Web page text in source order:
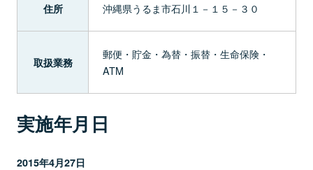
住所
沖縄県うるま市石川１－１５－３０
取扱業務
郵便・貯金・為替・振替・生命保険・
ATM
実施年月日
2015年4月27日